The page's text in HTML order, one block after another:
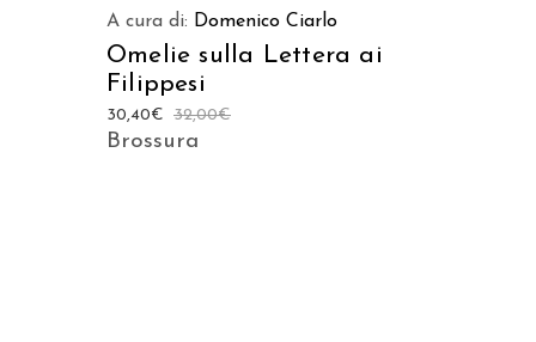
A cura di: Domenico Ciarlo
Omelie sulla Lettera ai
Filippesi
32,00€
30,40€
Brossura